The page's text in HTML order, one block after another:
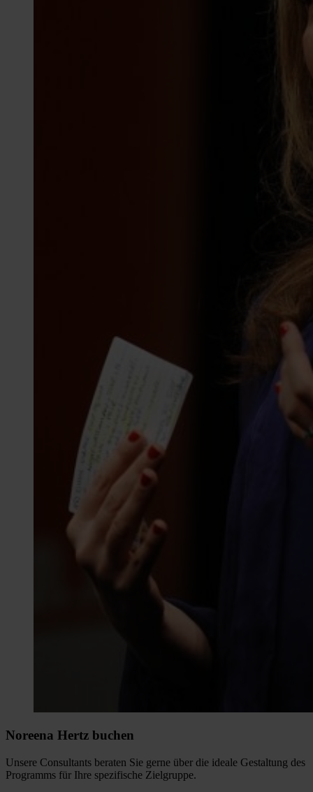
Noreena Hertz buchen
Unsere Consultants beraten Sie gerne über die ideale Gestaltung des
Programms für Ihre spezifische Zielgruppe.